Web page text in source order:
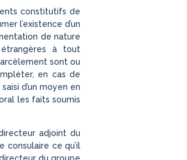
constitutifs de
l’existence d’un
de nature
à tout
sont ou
en cas de
d’un moyen en
les faits soumis
adjoint du
consulaire ce qu’il
du groupe